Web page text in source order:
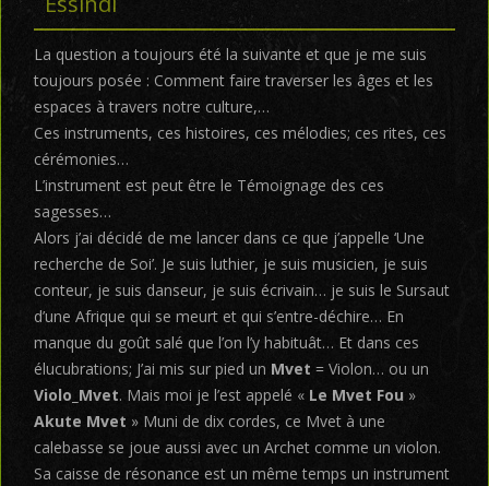
La question a toujours été la suivante et que je me suis
toujours posée : Comment faire traverser les âges et les
espaces à travers notre culture,…
Ces instruments, ces histoires, ces mélodies; ces rites, ces
cérémonies…
L’instrument est peut être le Témoignage des ces
sagesses…
Alors j’ai décidé de me lancer dans ce que j’appelle ‘Une
recherche de Soi’. Je suis luthier, je suis musicien, je suis
conteur, je suis danseur, je suis écrivain… je suis le Sursaut
d’une Afrique qui se meurt et qui s’entre-déchire… En
manque du goût salé que l’on l’y habituât… Et dans ces
élucubrations; J’ai mis sur pied un Mvet = Violon… ou un
Violo_Mvet. Mais moi je l’est appelé « Le Mvet Fou»
Akute Mvet » Muni de dix cordes, ce Mvet à une
calebasse se joue aussi avec un Archet comme un violon.
Sa caisse de résonance est un même temps un instrument